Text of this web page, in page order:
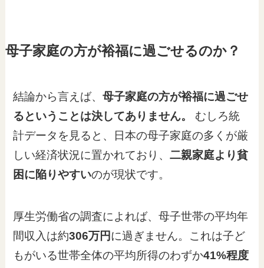
母子家庭の方が裕福に過ごせるのか？
結論から言えば、母子家庭の方が裕福に過ごせ
るということは決してありません。
むしろ統
計データを見ると、日本の母子家庭の多くが厳
しい経済状況に置かれており、二親家庭より貧
困に陥りやすいのが現状です。
厚生労働省の調査によれば、母子世帯の平均年
間収入は約306万円に過ぎません。これは子ど
もがいる世帯全体の平均所得のわずか41%程度